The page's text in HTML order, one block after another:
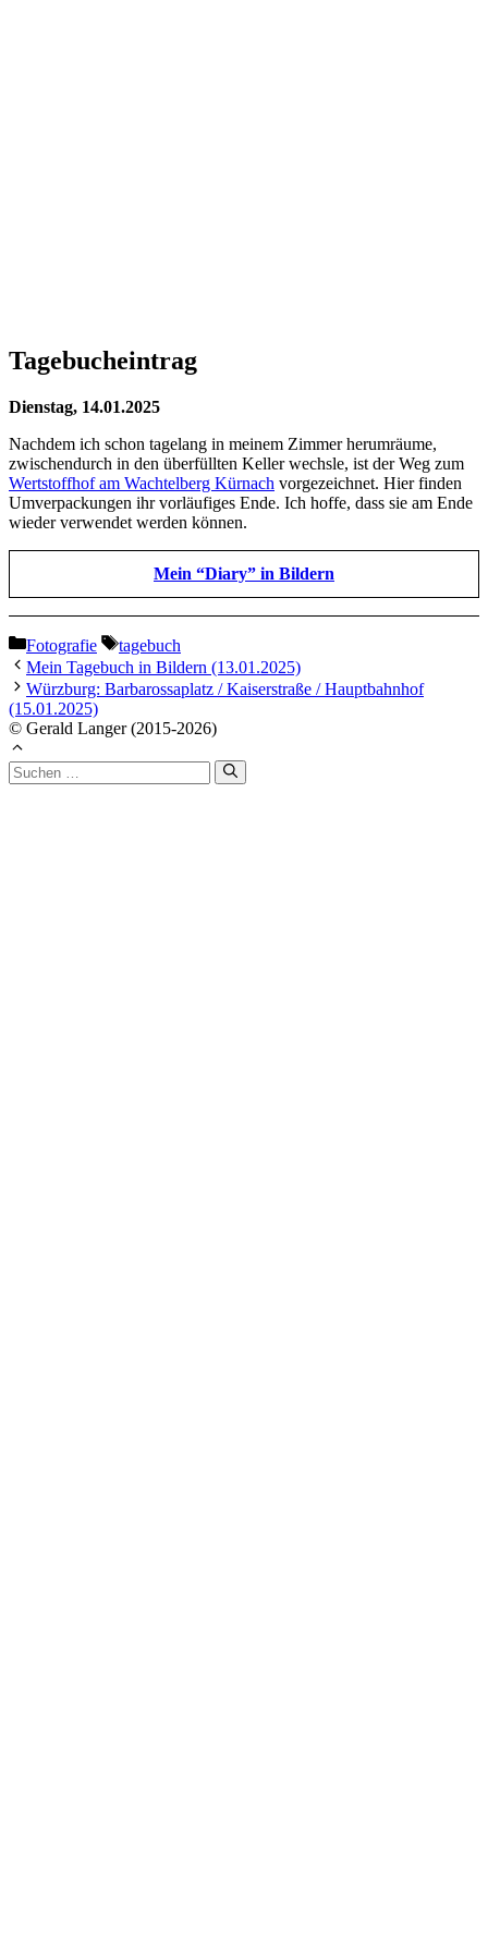
Tagebucheintrag
Dienstag, 14.01.2025
Nachdem ich schon tagelang in meinem Zimmer herumräume,
zwischendurch in den überfüllten Keller wechsle, ist der Weg zum
Wertstoffhof am Wachtelberg Kürnach vorgezeichnet. Hier finden
Umverpackungen ihr vorläufiges Ende. Ich hoffe, dass sie am Ende
wieder verwendet werden können.
Mein “Diary” in Bildern
Kategorien
Fotografie Schlagwörter
tagebuch
Mein Tagebuch in Bildern (13.01.2025)
Würzburg: Barbarossaplatz / Kaiserstraße / Hauptbahnhof
(15.01.2025)
© Gerald Langer (2015-2026)
Suchen
nach: